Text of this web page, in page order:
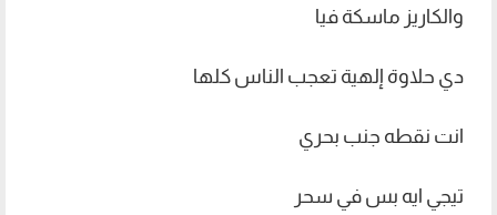
والكاريز ماسكة فيا
دي حلاوة إلهية تعجب الناس كلها
انت نقطه جنب بحري
تيجي ايه بس في سحر